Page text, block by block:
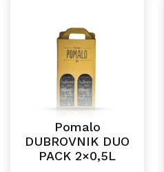
Pomalo
DUBROVNIK DUO
PACK 2×0,5L